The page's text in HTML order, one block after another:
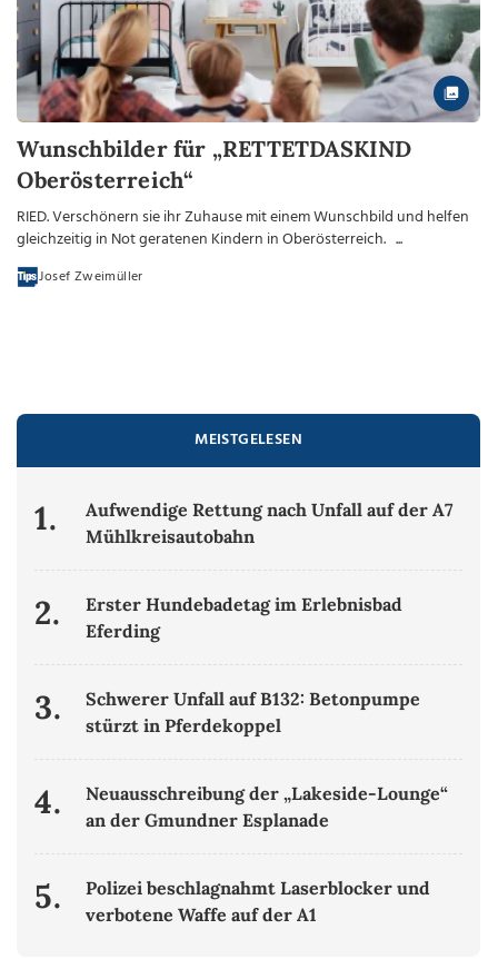
Wunschbilder für „RETTETDASKIND
Oberösterreich“
RIED. Verschönern sie ihr Zuhause mit einem Wunschbild und helfen
gleichzeitig in Not geratenen Kindern in Oberösterreich. ...
Josef Zweimüller
MEISTGELESEN
1.
Aufwendige Rettung nach Unfall auf der A7
Mühlkreisautobahn
2.
Erster Hundebadetag im Erlebnisbad
Eferding
3.
Schwerer Unfall auf B132: Betonpumpe
stürzt in Pferdekoppel
4.
Neuausschreibung der „Lakeside-Lounge“
an der Gmundner Esplanade
5.
Polizei beschlagnahmt Laserblocker und
verbotene Waffe auf der A1